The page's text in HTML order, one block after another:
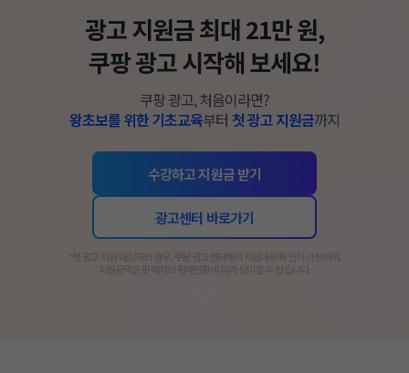
광고 지원금 최대 21만 원,
쿠팡 광고 시작해 보세요!
쿠팡 광고, 처음이라면?
왕초보를 위한 기초교육부터 첫 광고 지원금까지
수강하고 지원금 받기
광고센터 바로가기
​*첫 광고 지원 대상자의 경우, 쿠팡 광고센터에서 지원내용 확인이 가능하며,
지원금액은 판매자의 판매현황에 따라 상이할 수 있습니다.​